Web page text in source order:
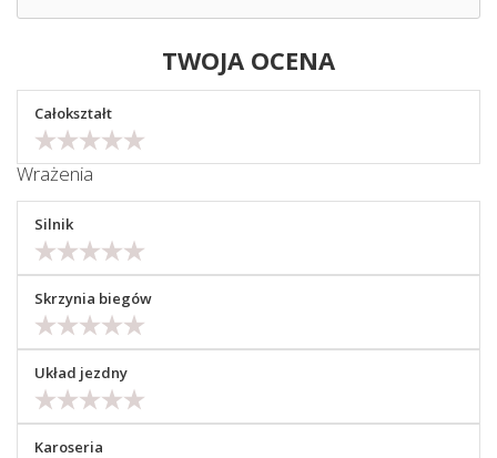
TWOJA OCENA
Całokształt
Wrażenia
Silnik
Skrzynia biegów
Układ jezdny
Karoseria